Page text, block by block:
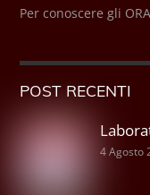
Per conoscere gli
POST RECENTI
4 Agosto